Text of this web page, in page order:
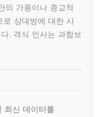
의 가풍이나 종교적
로 상대방에 대한 사
. 격식 인사는 과함보
최신 데이터를